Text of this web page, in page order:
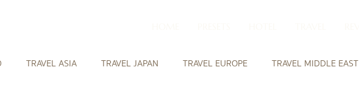
TRAVEL ASIA TRAVEL JAPAN TRAVEL EUROPE TRAVEL MIDDLE EAST